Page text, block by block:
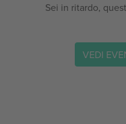
Sei in ritardo,
VEDI